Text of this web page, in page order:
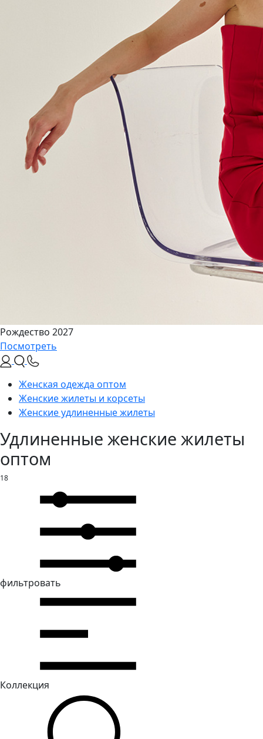
Рождество 2027
Посмотреть
Женская одежда оптом
Женские жилеты и корсеты
Женские удлиненные жилеты
Удлиненные женские жилеты
оптом
18
фильтровать
Коллекция